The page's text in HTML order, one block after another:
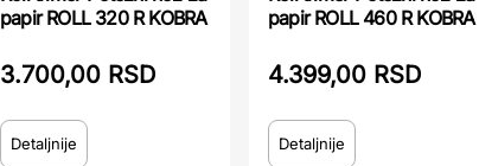
papir ROLL 320 R KOBRA
3.700,00 RSD
Detaljnije
papir ROLL 460 R KOBRA
4.399,00 RSD
Detaljnije